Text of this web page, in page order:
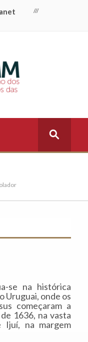
///
se na histórica
Uruguai, onde os
começaram a
1636, na vasta
na margem